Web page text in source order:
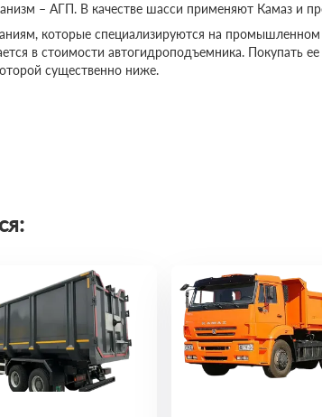
– АГП. В качестве шасси применяют Камаз и
которые специализируются на промышленном
в стоимости автогидроподъемника. Покупать
существенно ниже.